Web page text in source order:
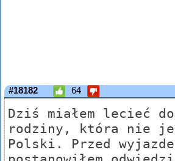
#18182 64
Dziś miałem lecieć
rodziny, która nie
Polski. Przed